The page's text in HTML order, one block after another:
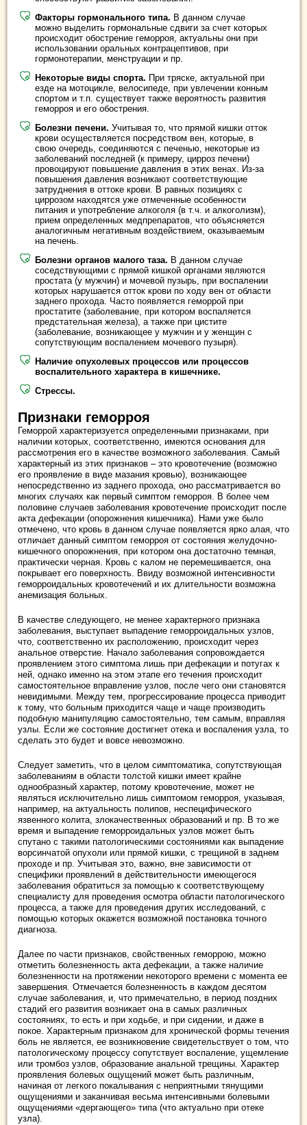
Факторы гормонального типа. В данном случае
можно выделить гормональные сдвиги за счет которых
происходит обострение геморроя, актуальны они при
использовании оральных контрацептивов, при
гормонотерапии, менструации и пр.
Некоторые виды спорта. При тряске, актуальной при
езде на мотоцикле, велосипеде, при увлечении конным
спортом и т.п. существует также вероятность развития
геморроя и его обострения.
Болезни печени. Учитывая то, что прямой кишки отток
крови осуществляется посредством вен, которые, в
свою очередь, соединяются с печенью, некоторые из
заболеваний последней (к примеру, цирроз печени)
провоцируют повышение давления в этих венах. Из-за
повышения давления возникают соответствующие
затруднения в оттоке крови. В равных позициях с
циррозом находятся уже отмеченные особенности
питания и употребление алкоголя (в т.ч. и алкоголизм),
прием определенных медпрепаратов, что объясняется
аналогичным негативным воздействием, оказываемым
на печень.
Болезни органов малого таза. В данном случае
соседствующими с прямой кишкой органами являются
простата (у мужчин) и мочевой пузырь, при воспалении
которых нарушается отток крови по ходу вен от области
заднего прохода. Часто появляется геморрой при
простатите (заболевание, при котором воспаляется
предстательная железа), а также при цистите
(заболевание, возникающее у мужчин и у женщин с
сопутствующим воспалением мочевого пузыря).
Наличие опухолевых процессов или процессов
воспалительного характера в кишечнике.
Стрессы.
Признаки геморроя
Геморрой характеризуется определенными признаками, при
наличии которых, соответственно, имеются основания для
рассмотрения его в качестве возможного заболевания. Самый
характерный из этих признаков – это кровотечение (возможно
его проявление в виде мазания кровью), возникающее
непосредственно из заднего прохода, оно рассматривается во
многих случаях как первый симптом геморроя. В более чем
половине случаев заболевания кровотечение происходит после
акта дефекации (опорожнения кишечника). Нами уже было
отмечено, что кровь в данном случае появляется ярко алая, что
отличает данный симптом геморроя от состояния желудочно-
кишечного опорожнения, при котором она достаточно темная,
практически черная. Кровь с калом не перемешивается, она
покрывает его поверхность. Ввиду возможной интенсивности
геморроидальных кровотечений и их длительности возможна
анемизация больных.
В качестве следующего, не менее характерного признака
заболевания, выступает выпадение геморроидальных узлов,
что, соответственно их расположению, происходит через
анальное отверстие. Начало заболевания сопровождается
проявлением этого симптома лишь при дефекации и потугах к
ней, однако именно на этом этапе его течения происходит
самостоятельное вправление узлов, после чего они становятся
невидимыми. Между тем, прогрессирование процесса приводит
к тому, что больным приходится чаще и чаще производить
подобную манипуляцию самостоятельно, тем самым, вправляя
узлы. Если же состояние достигнет отека и воспаления узла, то
сделать это будет и вовсе невозможно.
Следует заметить, что в целом симптоматика, сопутствующая
заболеваниям в области толстой кишки имеет крайне
однообразный характер, потому кровотечение, может не
являться исключительно лишь симптомом геморроя, указывая,
например, на актуальность полипов, неспецифического
язвенного колита, злокачественных образований и пр. В то же
время и выпадение геморроидальных узлов может быть
спутано с такими патологическими состояниями как выпадение
ворсинчатой опухоли или прямой кишки, с трещиной в заднем
проходе и пр. Учитывая это, важно, вне зависимости от
специфики проявлений в действительности имеющегося
заболевания обратиться за помощью к соответствующему
специалисту для проведения осмотра области патологического
процесса, а также для проведения других исследований, с
помощью которых окажется возможной постановка точного
диагноза.
Далее по части признаков, свойственных геморрою, можно
отметить болезненность акта дефекации, а также наличие
болезненности на протяжении некоторого времени с момента ее
завершения. Отмечается болезненность в каждом десятом
случае заболевания, и, что примечательно, в период поздних
стадий его развития возникает она в самых различных
состояниях, то есть и при ходьбе, и при сидении, и даже в
покое. Характерным признаком для хронической формы течения
боль не является, ее возникновение свидетельствует о том, что
патологическому процессу сопутствует воспаление, ущемление
или тромбоз узлов, образование анальной трещины. Характер
проявления болевых ощущений может быть различным,
начиная от легкого покалывания с неприятными тянущими
ощущениями и заканчивая весьма интенсивными болевыми
ощущениями «дергающего» типа (что актуально при отеке
узла).